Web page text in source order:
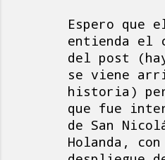
Espero que
entienda el
del post
se viene
historia)
que fue
de San
Holanda,